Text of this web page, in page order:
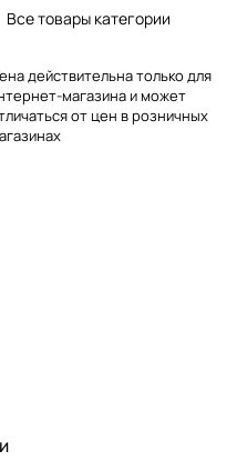
Все товары категории
действительна только для
магазина и может
от цен в розничных